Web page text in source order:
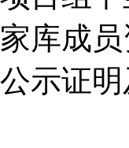
库成
示证